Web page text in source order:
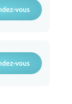
vous
vous